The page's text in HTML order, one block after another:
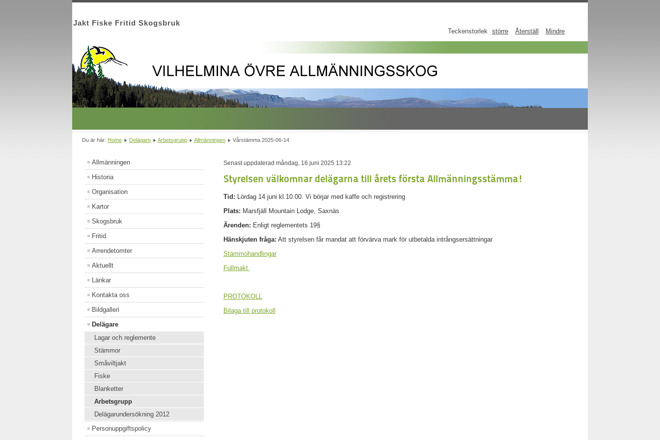
Jakt Fiske Fritid Skogsbruk
Teckenstorlek större Återställ Mindre
Du är här: Home Delägare Arbetsgrupp Allmänningen Vårstämma 2025-06-14
Allmänningen
Historia
Organisation
Kartor
Skogsbruk
Fritid
Arrendetomter
Aktuellt
Länkar
Kontakta oss
Bildgalleri
Delägare
Lagar och reglemente
Stämmor
Småviltjakt
Fiske
Blanketter
Arbetsgrupp
Delägarundersökning 2012
Personuppgiftspolicy
Senast uppdaterad måndag, 16 juni 2025 13:22
Styrelsen välkomnar delägarna till årets första Allmänningsstämma!
Tid: Lördag 14 juni kl.10.00. Vi börjar med kaffe och registrering
Plats: Marsfjäll Mountain Lodge, Saxnäs
Ärenden: Enligt reglementets 19§
Hänskjuten fråga: Att styrelsen får mandat att förvärva mark för utbetalda intrångsersättningar
Stämmohandlingar
Fullmakt
PROTOKOLL
Bilaga till protokoll